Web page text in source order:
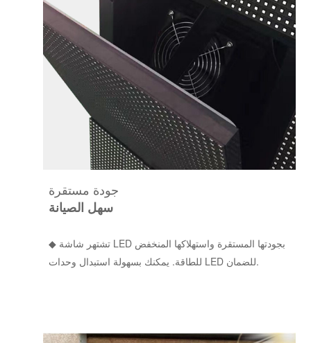
جودة مستقرة
سهل الصيانة
◆ تشتهر شاشة LED بجودتها المستقرة واستهلاكها المنخفض
للطاقة. يمكنك بسهولة استبدال وحدات LED للضمان.